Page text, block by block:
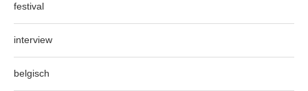
festival
interview
belgisch